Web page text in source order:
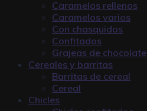
Caramelos rellenos
Caramelos varios
Con chasquidos
Confitados
Grajeas de chocolate
Cereales y barritas
Barritas de cereal
Cereal
Chicles